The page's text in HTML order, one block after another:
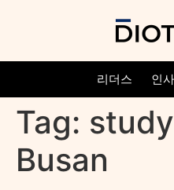
리더스 인
Tag:
Busan